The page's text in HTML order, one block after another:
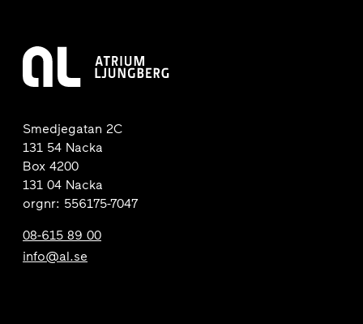
Smedjegatan 2C
131 54 Nacka
Box 4200
131 04 Nacka
orgnr: 556175-7047
08-615 89 00
info@al.se